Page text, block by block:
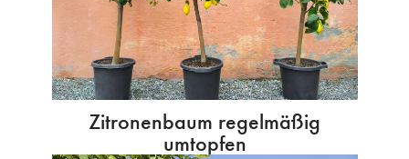
Zitronenbaum regelmäßig
umtopfen